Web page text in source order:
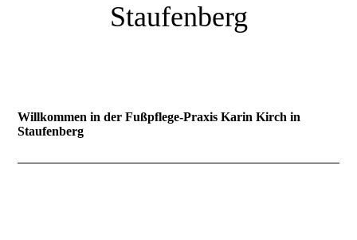
Staufenberg
Willkommen in der Fußpflege-Praxis Karin Kirch in
Staufenberg